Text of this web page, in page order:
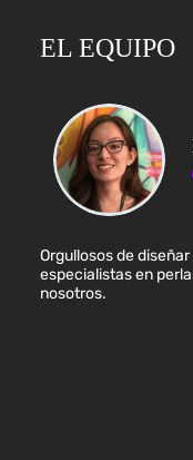
EL EQUIPO
Orgullosos de
especialistas en
nosotros.